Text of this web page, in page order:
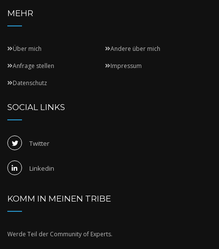
MEHR
Über mich Andere über mich
Anfrage stellen Impressum
Datenschutz
SOCIAL LINKS
Twitter
Linkedin
KOMM IN MEINEN TRIBE
Werde Teil der Community of Experts.